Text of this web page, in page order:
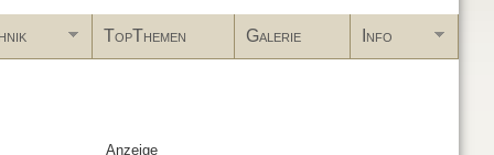
TopThemen Galerie Info
Anzeige